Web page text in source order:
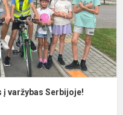
varžybas Serbijoje!